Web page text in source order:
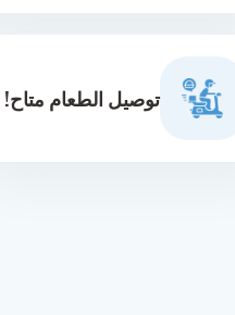
توصيل الطعام متاح!